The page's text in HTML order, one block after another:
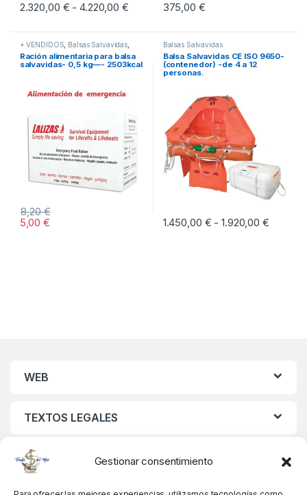
Gestionar consentimiento
2.320,00 € - 4.220,00 €Rango de precios: desde 2.320,00 €
375,00 €
+ VENDIDOS Balsas Salvavidas
DESTACADOS
Ración alimentaria para balsa
salvavidas- 0,5 kg—- 2503kcal
5,00€
8,20€
Balsas Salvavidas
Balsa Salvavidas CE ISO 9650-
(contenedor) -de 4 a 12
personas.
1.450,00 € - 1.920,00 €Rango
Este producto tiene múltiples
WEB
TEXTOS LEGALES
MIS DATOS